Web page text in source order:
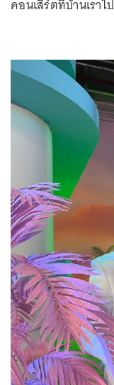
คอนเสิร์ตที่บ้านเราไ